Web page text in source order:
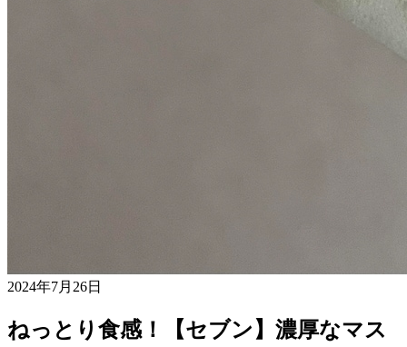
2024年7月26日
ねっとり食感！【セブン】濃厚なマス